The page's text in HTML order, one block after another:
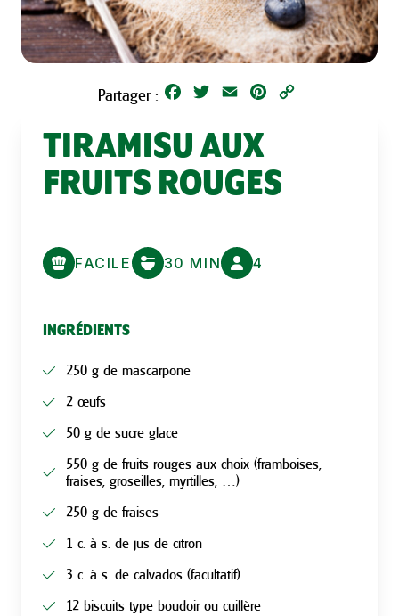
Partager : Facebook
Twitter Email Pinterest
TIRAMISU AUX
FRUITS ROUGES
FACILE 30 MIN 4
INGRÉDIENTS
250 g de mascarpone
2 œufs
50 g de sucre glace
550 g de fruits rouges aux choix (framboises,
fraises, groseilles, myrtilles, …)
250 g de fraises
1 c. à s. de jus de citron
3 c. à s. de calvados (facultatif)
12 biscuits type boudoir ou cuillère